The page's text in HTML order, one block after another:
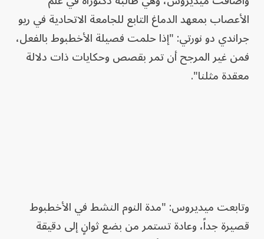
الأعصاب بمعهد الدماغ التابع للجامعة الاتحادية في ريو
جراندي دو نورتي: "إذا حلمت فصيلة الأخطبوط بالفعل،
فمن غير المرجح أن تمر بقصص وحكايات ذات دلالة
معقدة مثلنا".
وتابعت ميديروس: "مدة النوم النشط في الأخطبوط
قصيرة جداً، وعادة تستمر من بضع ثوانٍ إلى دقيقة